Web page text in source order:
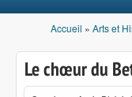
Vous êtes
Accueil » Arts et
Le chœur du